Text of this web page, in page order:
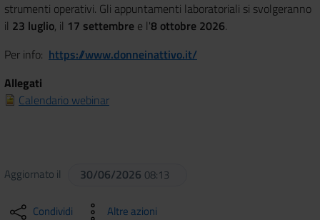
strumenti operativi. Gli appuntamenti laboratoriali si svolgeranno
il 23 luglio, il 17 settembre e l'8 ottobre 2026.
Per info: https://www.donneinattivo.it/
Allegati
Calendario webinar
Aggiornato il 30/06/2026 08:13
Condividi Altre azioni